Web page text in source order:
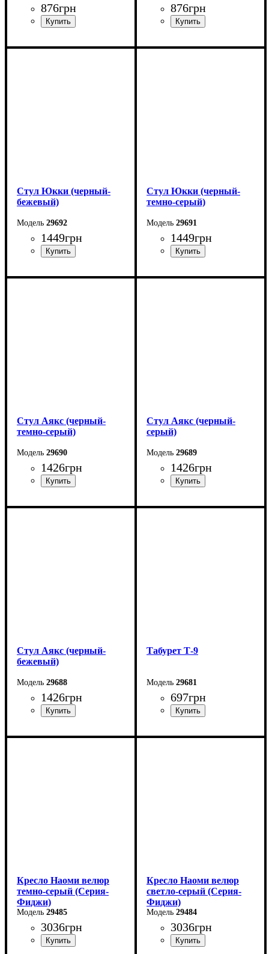
876грн
Ширина: 32 см
876грн
Ширина: 32 см
Стул Юкки (черный-
бежевый)
29692
1449грн
Ширина: 45 см
Стул Юкки (черный-
темно-серый)
29691
1449грн
Ширина: 45 см
Стул Аякс (черный-
темно-серый)
29690
1426грн
Ширина: 49 см
Стул Аякс (черный-
серый)
29689
1426грн
Ширина: 49 см
Стул Аякс (черный-
бежевый)
29688
1426грн
Ширина: 49 см
Табурет Т-9
29681
697грн
Кресло Наоми велюр
темно-серый (Серия-
Фиджи)
29485
3036грн
Кресло Наоми велюр
светло-серый (Серия-
Фиджи)
29484
3036грн